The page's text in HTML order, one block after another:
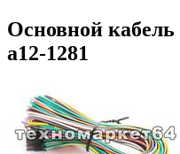
Основной
a12-1281